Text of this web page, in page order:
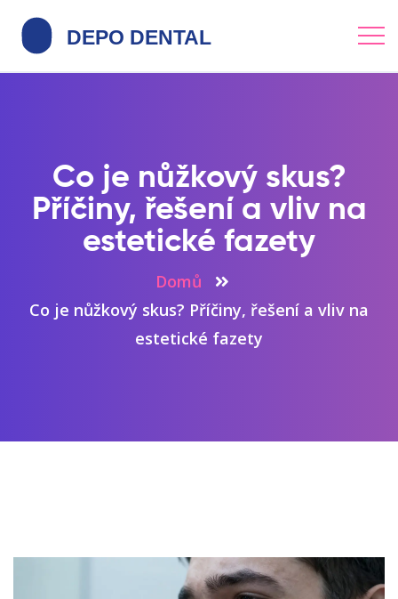
Co je nůžkový skus?
Příčiny, řešení a vliv na
estetické fazety
Domů
Co je nůžkový skus? Příčiny, řešení a vliv na
estetické fazety